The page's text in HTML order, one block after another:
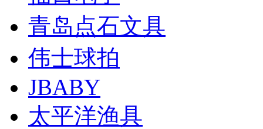
青岛点石文具
伟士球拍
JBABY
太平洋渔具